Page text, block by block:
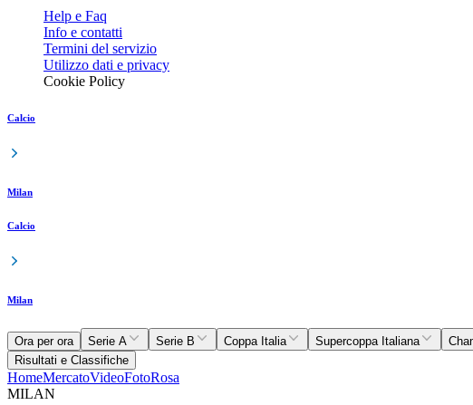
Help e Faq
Info e contatti
Termini del servizio
Utilizzo dati e privacy
Cookie Policy
Calcio
Milan
Calcio
Milan
Ora per ora Serie A Serie B Coppa Italia Supercoppa Italiana
Risultati e Classifiche
HomeMercatoVideoFotoRosa
MILAN